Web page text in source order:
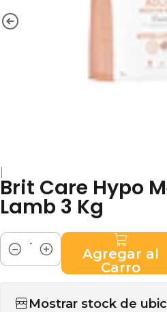
Brit Care Hypo
Lamb 3 Kg
Cantidad
Agregar al
Carro
Mostrar stock de